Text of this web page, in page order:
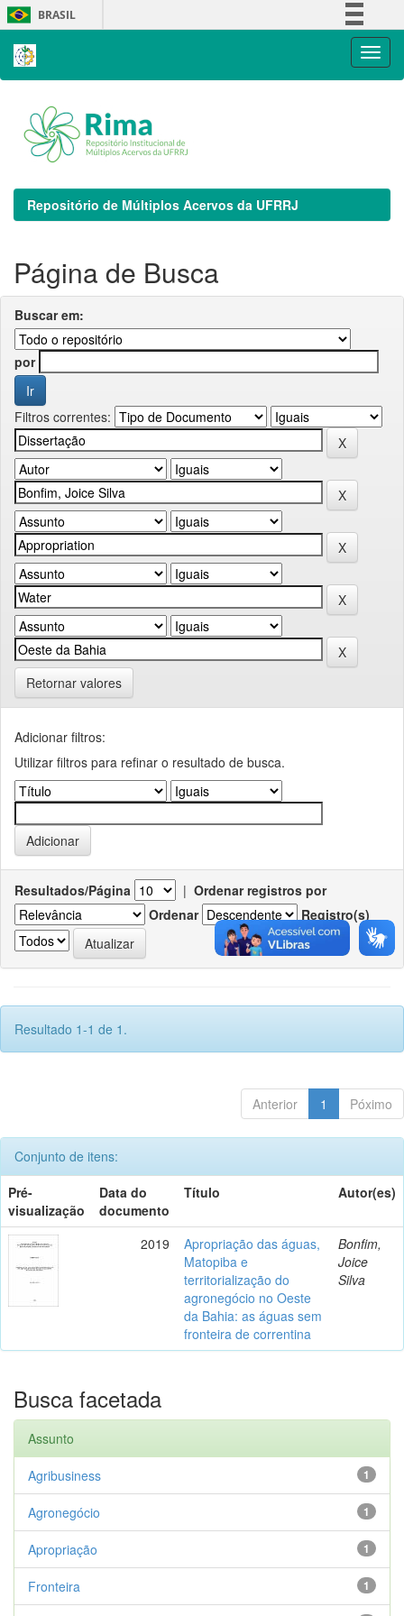
Skip
navigation
BRASIL
Repositório de Múltiplos Acervos da UFRRJ
Página de Busca
Buscar em:
por
Filtros correntes:
Retornar valores
Adicionar filtros:
Utilizar filtros para refinar o resultado de busca.
Resultados/Página | Ordenar registros por
Ordenar
Registro(s)
Resultado 1-1 de 1.
Anterior 1 Póximo
Conjunto de itens:
Pré-
visualização
Data do
documento
Título Autor(es)
2019
Apropriação das águas,
Matopiba e
territorialização do
agronegócio no Oeste
da Bahia: as águas sem
fronteira de correntina
Bonfim,
Joice
Silva
Busca facetada
Assunto
1
Agribusiness
1
Agronegócio
1
Apropriação
1
Fronteira